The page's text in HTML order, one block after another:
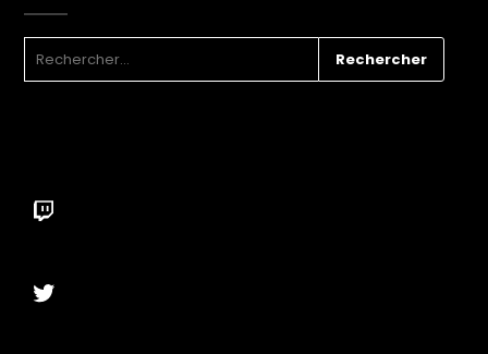
Twitch
Twitter